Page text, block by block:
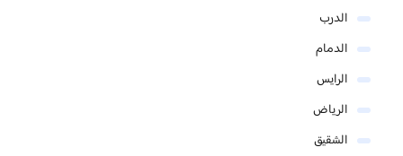
الدرب
الدمام
الرايس
الرياض
الشقيق